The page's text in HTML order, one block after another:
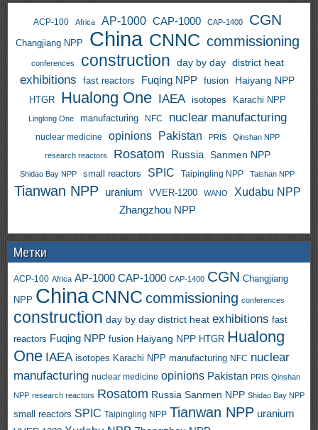
ACP-100 Africa AP-1000 CAP-1000 CAP-1400 CGN
Changjiang NPP China CNNC commissioning
conferences construction day by day district heat
exhibitions fast reactors Fuqing NPP fusion Haiyang NPP
HTGR Hualong One IAEA isotopes Karachi NPP
Linglong One manufacturing NFC nuclear manufacturing
nuclear medicine opinions Pakistan PRIS Qinshan NPP
research reactors Rosatom Russia Sanmen NPP
Shidao Bay NPP small reactors SPIC Taipingling NPP Taishan NPP
Tianwan NPP uranium VVER-1200 WANO
Xudabu NPP
Zhangzhou NPP
Метки
ACP-100 Africa AP-1000 CAP-1000 CAP-1400 CGN Changjiang
NPP ChinaCNNC commissioning conferences
construction day by day district heat exhibitions fast
reactors Fuqing NPP fusion Haiyang NPP HTGR Hualong
One IAEA isotopes Karachi NPP manufacturing NFC nuclear
manufacturing nuclear medicine opinions Pakistan PRIS Qinshan
NPP research reactors Rosatom Russia Sanmen NPP Shidao Bay NPP
small reactors SPIC Taipingling NPP Tianwan NPP uranium